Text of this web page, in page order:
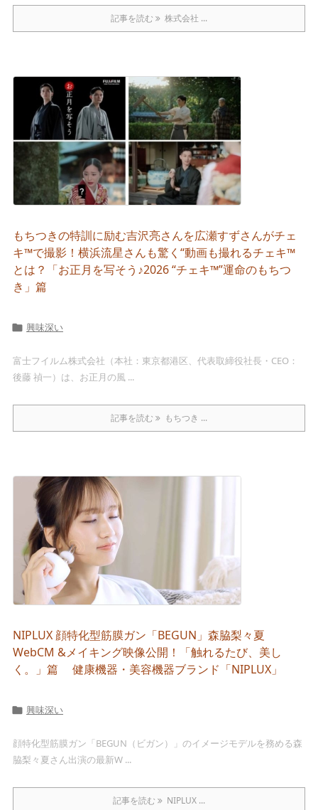
記事を読む 株式会社 ...
もちつきの特訓に励む吉沢亮さんを広瀬すずさんがチェ
キ™で撮影！横浜流星さんも驚く“動画も撮れるチェキ™
とは？「お正月を写そう♪2026 “チェキ™”運命のもちつ
き」篇
 興味深い
富士フイルム株式会社（本社：東京都港区、代表取締役社長・CEO：
後藤 禎一）は、お正月の風 ...
記事を読む もちつき ...
NIPLUX 顔特化型筋膜ガン「BEGUN」森脇梨々夏
WebCM &メイキング映像公開！「触れるたび、美し
く。」篇 健康機器・美容機器ブランド「NIPLUX」
 興味深い
顔特化型筋膜ガン「BEGUN（ビガン）」のイメージモデルを務める森
脇梨々夏さん出演の最新W ...
記事を読む NIPLUX ...